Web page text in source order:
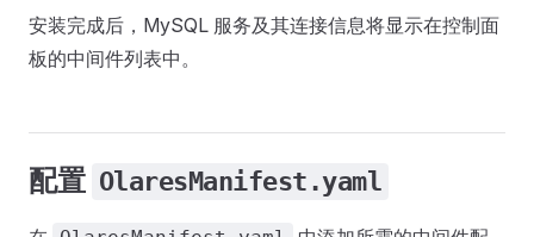
安装完成后，MySQL 服务及其连接信息将显示在控制面
板的中间件列表中。
配置 OlaresManifest.yaml